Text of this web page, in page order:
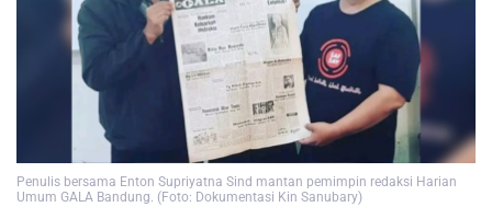
Penulis bersama Enton Supriyatna Sind mantan pemimpin redaksi Harian
Umum GALA Bandung. (Foto: Dokumentasi Kin Sanubary)